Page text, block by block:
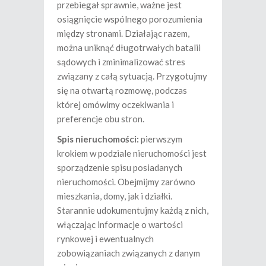
przebiegał sprawnie, ważne jest
osiągnięcie wspólnego porozumienia
między stronami. Działając razem,
można uniknąć długotrwałych batalii
sądowych i zminimalizować stres
związany z całą sytuacją. Przygotujmy
się na otwartą rozmowę, podczas
której omówimy oczekiwania i
preferencje obu stron.
Spis nieruchomości: pierwszym
krokiem w podziale nieruchomości jest
sporządzenie spisu posiadanych
nieruchomości. Obejmijmy zarówno
mieszkania, domy, jak i działki.
Starannie udokumentujmy każdą z nich,
włączając informacje o wartości
rynkowej i ewentualnych
zobowiązaniach związanych z danym